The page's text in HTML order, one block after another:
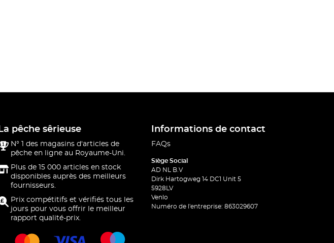
La pêche sêrieuse
N° 1 des magasins d'articles de
pêche en ligne au Royaume-Uni.
Plus de 15 000 articles en stock
disponibles auprès des meilleurs
fournisseurs.
Prix compétitifs et vérifiés tous les
jours pour vous offrir le meilleur
rapport qualité-prix.
Informations de contact
FAQs
Siège Social
AD NL B.V
Dirk Hartogweg 14 DC1 Unit 5
5928LV
Venlo
Numéro de l'entreprise: 863029607